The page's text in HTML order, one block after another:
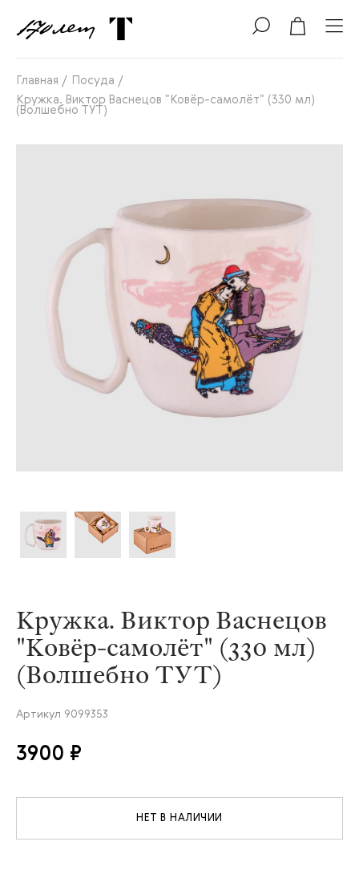
Главная / Посуда /
Кружка. Виктор Васнецов "Ковёр-самолёт" (330 мл)
(Волшебно ТУТ)
Кружка. Виктор Васнецов
"Ковёр-самолёт" (330 мл)
(Волшебно ТУТ)
Артикул 9099353
3900 ₽
НЕТ В НАЛИЧИИ